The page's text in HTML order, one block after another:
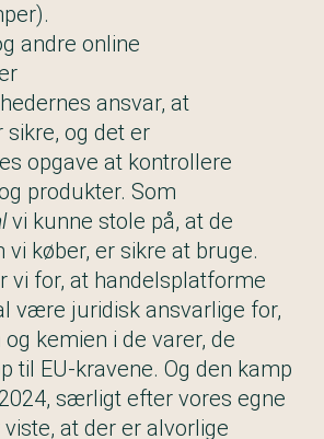
andre online
ansvar, at
og det er
opgave at kontrollere
produkter. Som
vi kunne stole på, at de
vi køber, er sikre at bruge.
vi for, at handelsplatforme
være juridisk ansvarlige for,
kemien i de varer, de
til EU-kravene. Og den kamp
særligt efter vores egne
at der er alvorlige